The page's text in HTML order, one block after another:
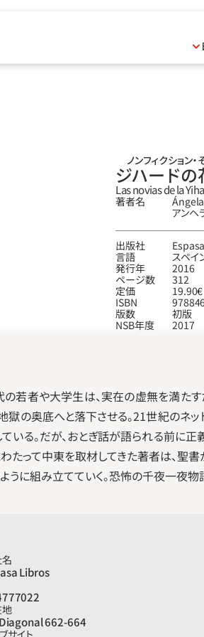
ノンフィクション
ジハードの
Las novias de la
著者名
アンヘ
出版社
言語
スペイ
発行年
2016
ページ数
312
定価
19.90€
ISBN
版数
初版
NSB年度
2017
若者や大学生は、実在の虚無を満た
獄の奥底へと落下させる。21世紀の
いる。だが、おとぎ話が語られる前に
たって中東を取材してきた著者は、
うに組み立てていく。恐怖の千夜一夜物
Libros
662-664
サイト